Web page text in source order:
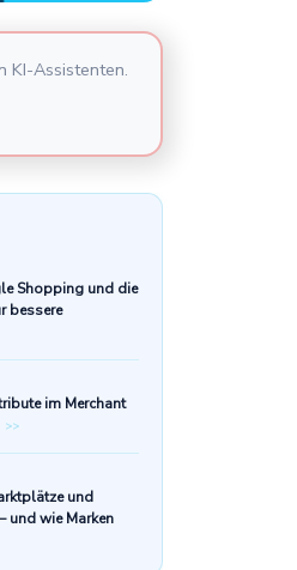
KI-Assistenten.